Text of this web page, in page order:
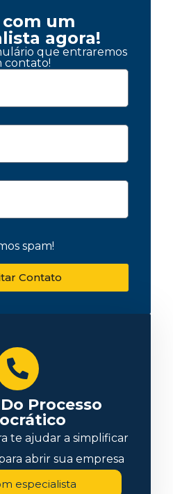
com um
agora!
que entraremos
contato!
spam!
Contato
Processo
te ajudar a simplificar
abrir sua empresa
especialista